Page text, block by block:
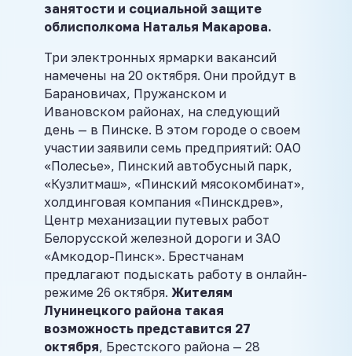
занятости и социальной защите
облисполкома Наталья Макарова.
Три электронных ярмарки вакансий
намечены на 20 октября. Они пройдут в
Барановичах, Пружанском и
Ивановском районах, на следующий
день — в Пинске. В этом городе о своем
участии заявили семь предприятий: ОАО
«Полесье», Пинский автобусный парк,
«Кузлитмаш», «Пинский мясокомбинат»,
холдинговая компания «Пинскдрев»,
Центр механизации путевых работ
Белорусской железной дороги и ЗАО
«Амкодор-Пинск». Брестчанам
предлагают подыскать работу в онлайн-
режиме 26 октября. Жителям
Лунинецкого района такая
возможность представится 27
октября, Брестского района — 28